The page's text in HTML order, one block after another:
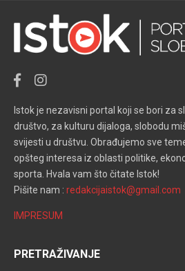
Istok je nezavisni portal koji se bori za
društvo, za kulturu dijaloga, slobodu
svijesti u društvu. Obrađujemo sve
opšteg interesa iz oblasti politike,
sporta. Hvala vam što čitate Istok!
Pišite nam : redakcijaistok@gmail.com
IMPRESUM
PRETRAŽIVANJE